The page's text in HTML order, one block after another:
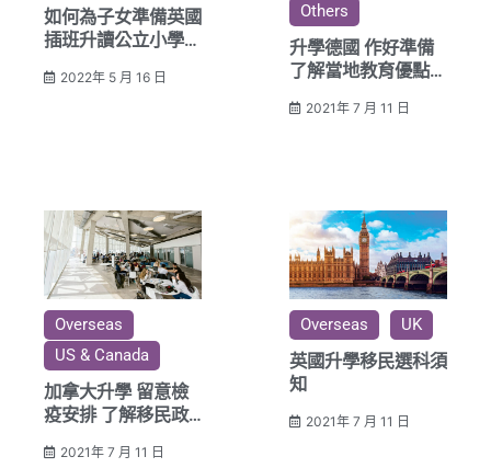
如何為子女準備英國
插班升讀公立小學或
2022年 5 月 16 日
Others
升學德國 作好準備
了解當地教育優點與
2021年 7 月 11 日
Overseas
US & Canada
加拿大升學 留意檢
疫安排 了解移民政
2021年 7 月 11 日
Overseas UK
英國升學移民選科須
知
2021年 7 月 11 日